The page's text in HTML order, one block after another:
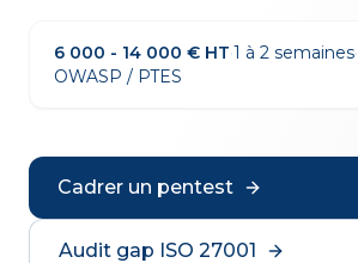
6 000 - 14 000 € HT·1 à 2 semaines·
OWASP / PTES
Cadrer un pentest
Audit gap ISO 27001